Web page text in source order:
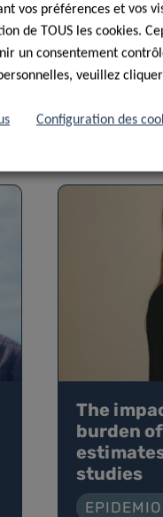
The
burden
studies
vos préférences et vos
de TOUS les cookies.
un consentement
veuillez
Configuration des